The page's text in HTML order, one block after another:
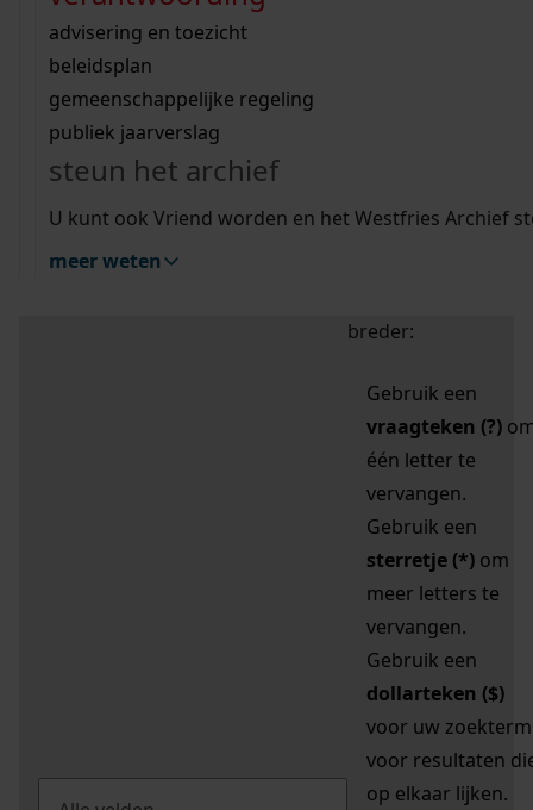
bouwvergunningen
omgevingsvergunningen
vergunningen
beeld en geluid
uitleg nodig?
Wij helpen u op weg met een aantal zoektips.
bekijk alle zoektips
Wij helpen u op weg met een aantal zoektips.
bekijk alle zoektips
bekijk ons geschiedenislokaal
advisering en toezicht
beleidsplan
gemeenschappelijke regeling
publiek jaarverslag
steun het archief
U kunt ook Vriend worden en het Westfries Archief
meer weten
zoektips
Mijn Studiezaal (inloggen)
uw zoekopdracht te
breder:
Gebruik een
vraagteken (?)
één letter te
vervangen.
Gebruik een
sterretje (*) om
meer letters te
vervangen.
Gebruik een
dollarteken ($)
voor uw zoekterm
voor resultaten
op elkaar lijken.